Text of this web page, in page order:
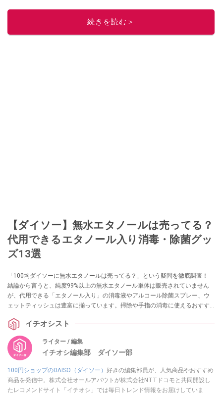
続きを読む＞
【ダイソー】無水エタノールは売ってる？
代用できるエタノール入り消毒・除菌グッ
ズ13選
「100均ダイソーに無水エタノールは売ってる？」という疑問を徹底調査！
結論から言うと、純度99%以上の無水エタノール単体は販売されていません
が、代用できる「エタノール入り」の消毒液やアルコール除菌スプレー、ウ
ェットティッシュは豊富に揃っています。掃除や手指の消毒に使えるおすす
イチオシスト
ライター / 編集
イチオシ編集部 ダイソー部
100円ショップのDAISO（ダイソー） 好きの編集部員が、人気商品やおすすめ
商品を発信中。株式会社オールアバウトが株式会社NTTドコモと共同開設し
たレコメンドサイト「イチオシ」では毎日トレンド情報をお届けしていま